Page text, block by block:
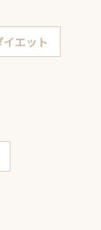
エット